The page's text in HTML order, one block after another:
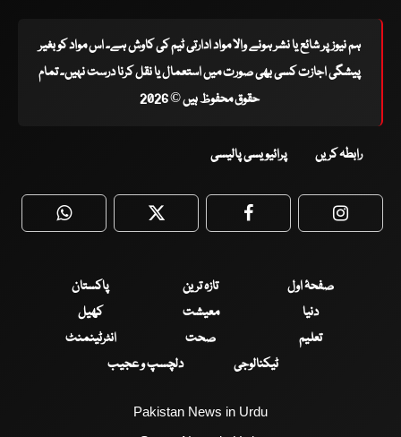
ہم نیوز پر شائع یا نشر ہونے والا مواد ادارتی ٹیم کی کاوش ہے۔ اس مواد کو بغیر
پیشگی اجازت کسی بھی صورت میں استعمال یا نقل کرنا درست نہیں۔ تمام
حقوق محفوظ ہیں © 2026
رابطہ کریں پرائیویسی پالیسی
WhatsApp Twitter Facebook
صفحۂ اول تازہ ترین
پاکستان
دنیا
معیشت
کھیل
تعلیم
صحت
انٹرٹینمنٹ
ٹیکنالوجی
دلچسپ و عجیب
Pakistan News in Urdu